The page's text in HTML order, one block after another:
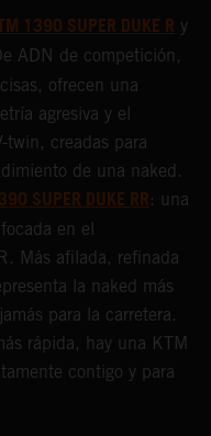
1390 SUPER DUKE R y
ADN de competición,
ofrecen una
agresiva y el
twin, creadas para
de una naked.
SUPER DUKE RR: una
en el
Más afilada, refinada
la naked más
para la carretera.
rápida, hay una KTM
contigo y para